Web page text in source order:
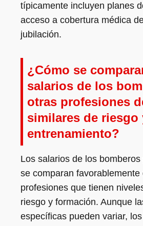
típicamente incluyen planes
acceso a cobertura médica
jubilación.
¿Cómo se
salarios de los
otras profesiones
similares de riesgo
entrenamiento?
Los salarios de los
se comparan favorablemente
profesiones que tienen
riesgo y formación. Aunque
específicas pueden variar,